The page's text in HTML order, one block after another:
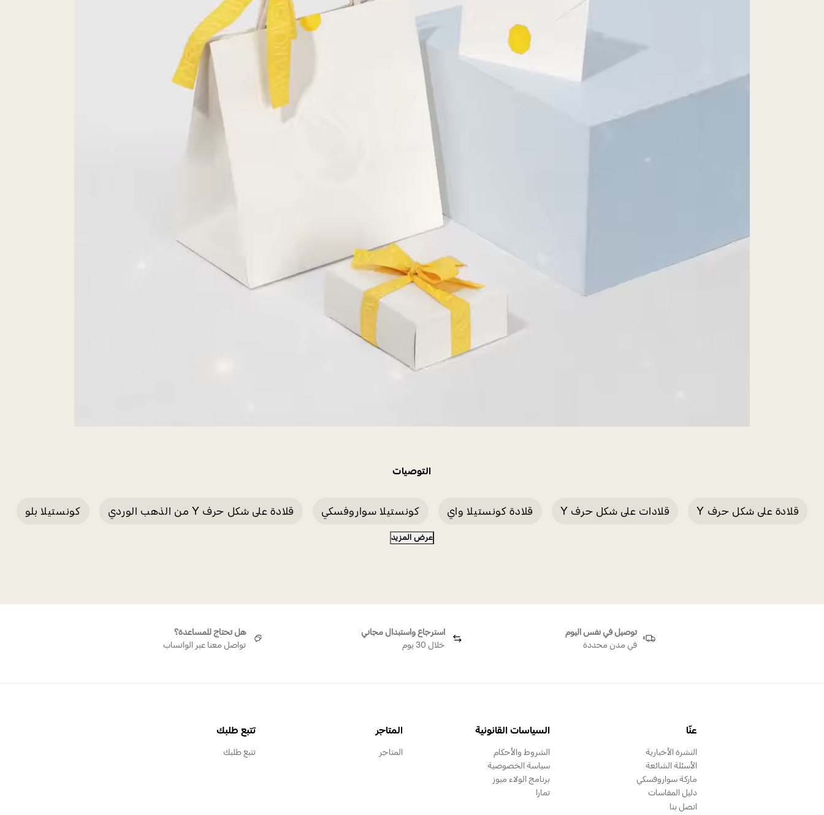
التوصيات
قلادة على شكل حرف Y قلادات على شكل حرف Y قلادة كونستيلا واي كونستيلا سواروفسكي قلادة على شكل حرف Y من الذهب الوردي كونستيلا بلو
عرض المزيد
توصيل في نفس اليوم
في مدن محددة
استرجاع واستبدال مجاني
خلال 30 يوم
هل تحتاج للمساعدة؟
تواصل معنا عبر الواتساب
عنّا
النشرة الأخبارية
الأسئلة الشائعة
ماركة سواروفسكي
دليل المقاسات
اتصل بنا
السياسات القانونية
الشروط والأحكام
سياسة الخصوصية
برنامج الولاء ميوز
تمارا
المتاجر
المتاجر
تتبع طلبك
تتبع طلبك